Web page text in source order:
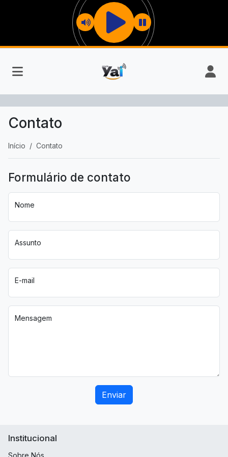
Contato
Início Contato
Formulário de contato
Nome
Assunto
E-mail
Mensagem
Enviar
Institucional
Sobre Nós